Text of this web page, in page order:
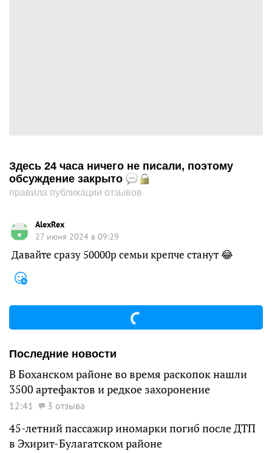
Здесь 24 часа ничего не писали, поэтому
обсуждение закрыто
правила публикации отзывов
AleхRеx
27 июня 2024 в 09:29
Давайте сразу 50000р семьи крепче станут 😂
Последние новости
В Боханском районе во время раскопок нашли
3500 артефактов и редкое захоронение
12:41 3 отзыва
45-летний пассажир иномарки погиб после ДТП
в Эхирит-Булагатском районе